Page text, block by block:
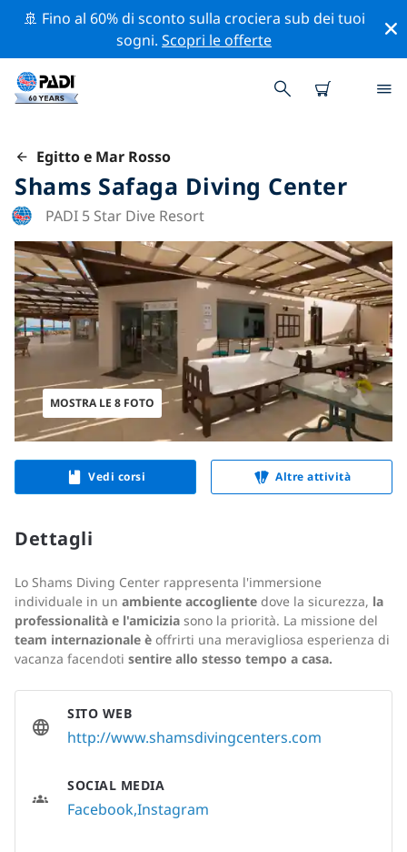
🚢 Fino al 60% di sconto sulla crociera sub dei tuoi
sogni.Scopri le offerte
Egitto e Mar Rosso
Shams Safaga Diving Center
PADI 5 Star Dive Resort
MOSTRA LE 8 FOTO
Vedi corsi Altre attività
Dettagli
Lo Shams Diving Center rappresenta l'immersione
individuale in un ambiente accogliente dove la sicurezza, la
professionalità e l'amicizia sono la priorità. La missione del
team internazionale è offrirti una meravigliosa esperienza di
vacanza facendoti sentire allo stesso tempo a casa.
SITO WEB
http://www.shamsdivingcenters.com
SOCIAL MEDIA
FacebookInstagram